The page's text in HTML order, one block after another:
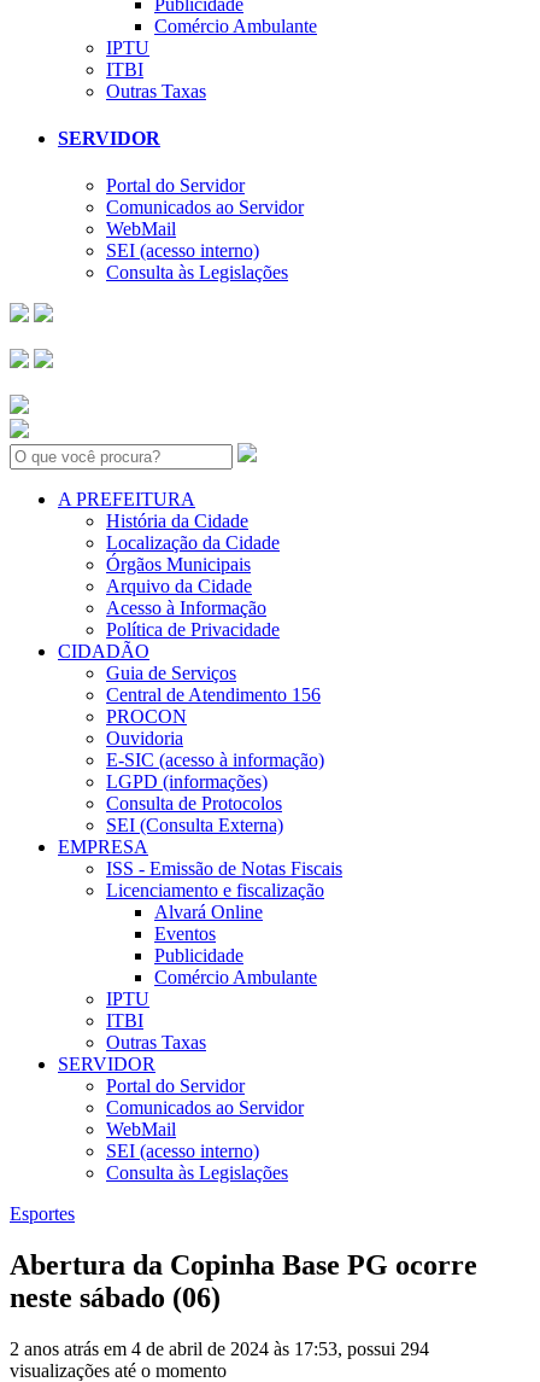
Comércio Ambulante
IPTU
ITBI
Outras Taxas
SERVIDOR
Portal do Servidor
Comunicados ao Servidor
WebMail
SEI (acesso interno)
Consulta às Legislações
Search:
A PREFEITURA
História da Cidade
Localização da Cidade
Órgãos Municipais
Arquivo da Cidade
Acesso à Informação
Política de Privacidade
CIDADÃO
Guia de Serviços
Central de Atendimento 156
PROCON
Ouvidoria
E-SIC (acesso à informação)
LGPD (informações)
Consulta de Protocolos
SEI (Consulta Externa)
EMPRESA
ISS - Emissão de Notas Fiscais
Licenciamento e fiscalização
Alvará Online
Eventos
Publicidade
Comércio Ambulante
IPTU
ITBI
Outras Taxas
SERVIDOR
Portal do Servidor
Comunicados ao Servidor
WebMail
SEI (acesso interno)
Consulta às Legislações
Esportes
Abertura da Copinha Base PG ocorre
neste sábado (06)
2 anos atrás em 4 de abril de 2024 às 17:53, possui 294
visualizações até o momento